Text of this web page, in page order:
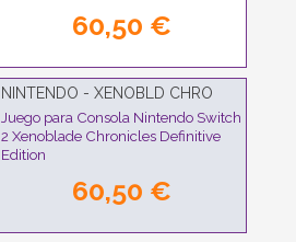
60,50 €
NINTENDO - XENOBLD CHRO
DEF
Juego para Consola Nintendo Switch
2 Xenoblade Chronicles Definitive
Edition
60,50 €